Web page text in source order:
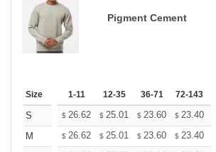
Pigment Cement
Size 1-11 12-35 36-71 72-143
S $ 26.62 $ 25.01 $ 23.60 $ 23.40
M
$ 26.62 $ 25.01 $ 23.60 $ 23.40